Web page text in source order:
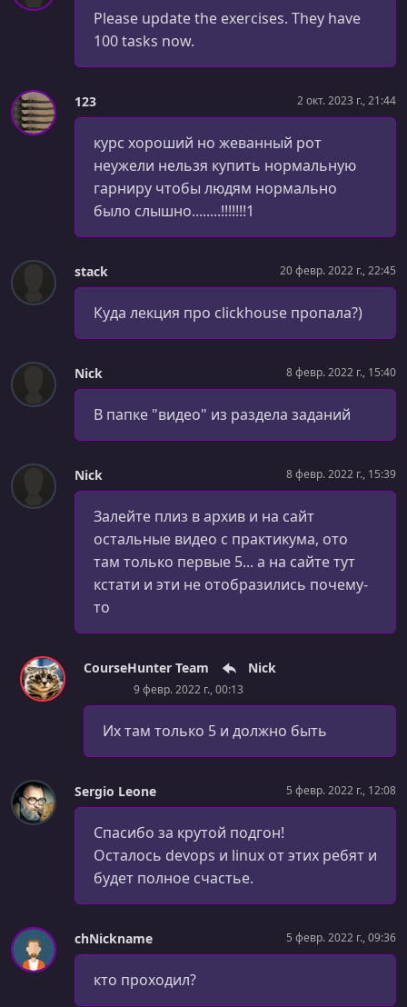
Please update the exercises. They have
100 tasks now.
123 2 окт. 2023 г., 21:44
курс хороший но жеванный рот
неужели нельзя купить нормальную
гарниру чтобы людям нормально
было слышно........!!!!!!!1
stack 20 февр. 2022 г., 22:45
Куда лекция про clickhouse пропала?)
Nick 8 февр. 2022 г., 15:40
В папке "видео" из раздела заданий
Nick 8 февр. 2022 г., 15:39
Залейте плиз в архив и на сайт
остальные видео с практикума, ото
там только первые 5... а на сайте тут
кстати и эти не отобразились почему-
то
CourseHunter Team Nick
9 февр. 2022 г., 00:13
Их там только 5 и должно быть
Sergio Leone 5 февр. 2022 г., 12:08
Спасибо за крутой подгон!
Осталось devops и linux от этих ребят и
будет полное счастье.
chNickname 5 февр. 2022 г., 09:36
кто проходил?